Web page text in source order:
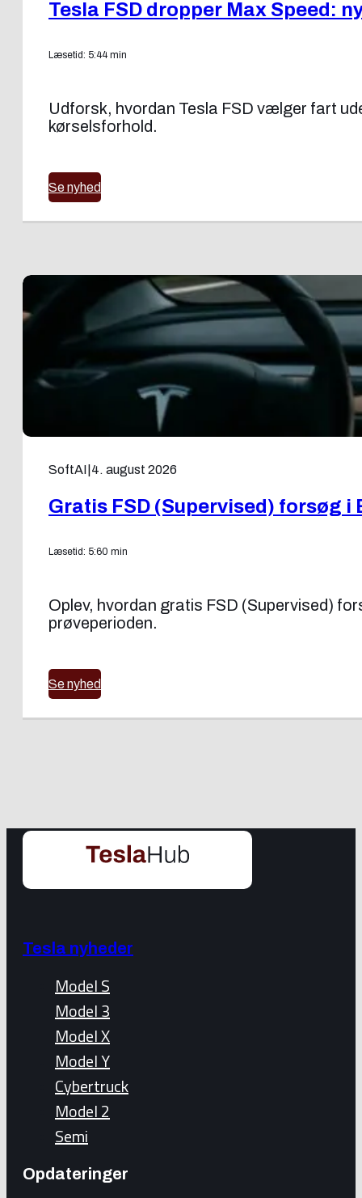
Tesla FSD dropper Max Speed:
Læsetid: 5:44 min
Udforsk, hvordan Tesla FSD vælger fart
kørselsforhold.
Se nyhed
SoftAI 4. august 2026
Gratis FSD (Supervised) forsøg i
Læsetid: 5:60 min
Oplev, hvordan gratis FSD (Supervised)
prøveperioden.
Se nyhed
Tesla nyheder
Model S
Model 3
Model X
Model Y
Cybertruck
Model 2
Semi
Opdateringer